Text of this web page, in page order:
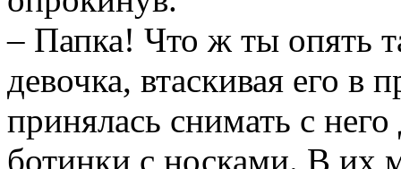
– Папка! Что ж ты опять
девочка, втаскивая его в
принялась снимать с
ботинки с носками. В их